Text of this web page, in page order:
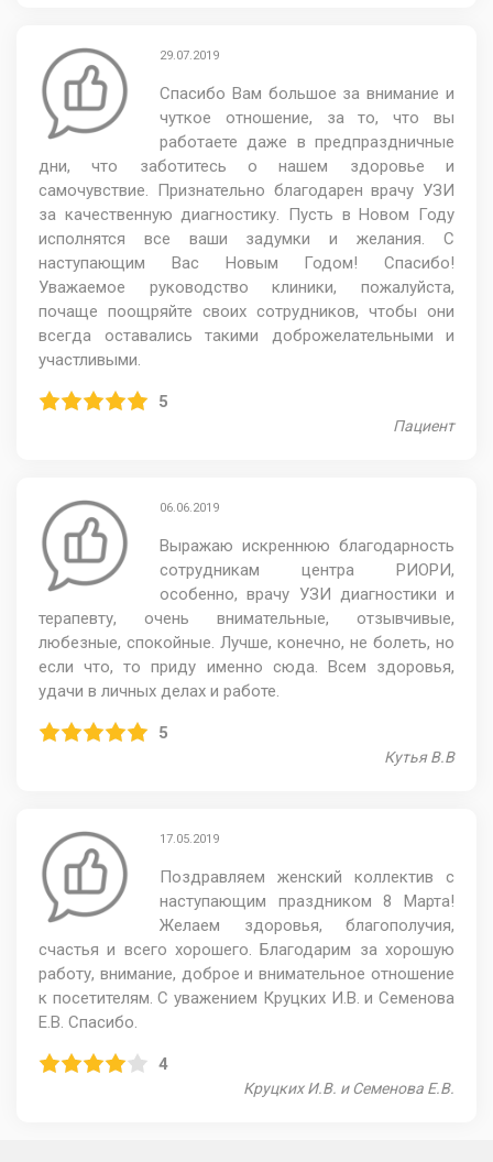
29.07.2019
Спасибо Вам большое за внимание и
чуткое отношение, за то, что вы
работаете даже в предпраздничные
дни, что заботитесь о нашем здоровье и
самочувствие. Признательно благодарен врачу УЗИ
за качественную диагностику. Пусть в Новом Году
исполнятся все ваши задумки и желания. С
наступающим Вас Новым Годом! Спасибо!
Уважаемое руководство клиники, пожалуйста,
почаще поощряйте своих сотрудников, чтобы они
всегда оставались такими доброжелательными и
участливыми.
5
Пациент
06.06.2019
Выражаю искреннюю благодарность
сотрудникам центра РИОРИ,
особенно, врачу УЗИ диагностики и
терапевту, очень внимательные, отзывчивые,
любезные, спокойные. Лучше, конечно, не болеть, но
если что, то приду именно сюда. Всем здоровья,
удачи в личных делах и работе.
5
Кутья В.В
17.05.2019
Поздравляем женский коллектив с
наступающим праздником 8 Марта!
Желаем здоровья, благополучия,
счастья и всего хорошего. Благодарим за хорошую
работу, внимание, доброе и внимательное отношение
к посетителям. С уважением Круцких И.В. и Семенова
Е.В. Спасибо.
4
Круцких И.В. и Семенова Е.В.